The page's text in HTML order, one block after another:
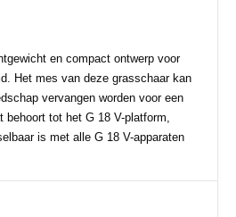
en compact ontwerp voor
Het mes van deze grasschaar kan
vervangen worden voor een
behoort tot het G 18 V-platform,
is met alle G 18 V-apparaten